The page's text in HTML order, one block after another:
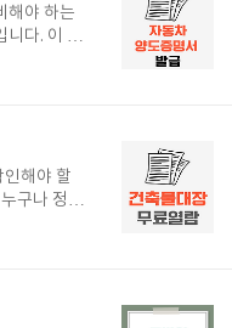
드, ex선
또는 회
번호, 사
을 완료
해야 하는
니다. 이 서
적 효력을
급 방법
공식 문
니다. 거래
급·보관해
급받고 싶
해야 할
구나 정부
는 방법과
무에 꼭 필